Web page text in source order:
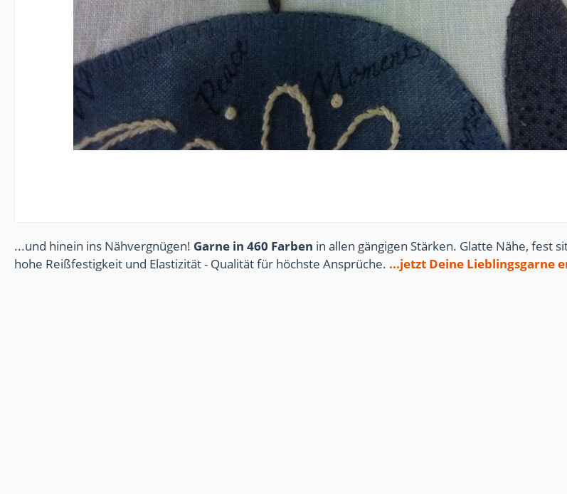
...und hinein ins Nähvergnügen! Garne in 460 Farben in allen gängigen Stärken. Glatte Nähe, fest
hohe Reißfestigkeit und Elastizität - Qualität für höchste Ansprüche. ...jetzt Deine Lieblingsgarne